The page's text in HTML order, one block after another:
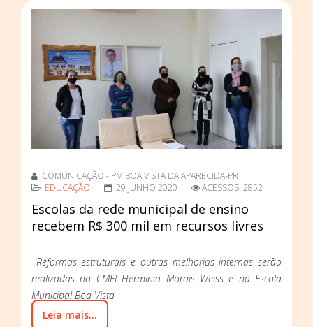
COMUNICAÇÃO - PM BOA VISTA DA APARECIDA-PR
EDUCAÇÃO
29 JUNHO 2020 ACESSOS: 2852
Escolas da rede municipal de ensino
recebem R$ 300 mil em recursos livres
Reformas estruturais e outras melhorias internas serão
realizadas no CMEI Hermínia Morais Weiss e na Escola
Municipal Boa Vista
Leia mais...